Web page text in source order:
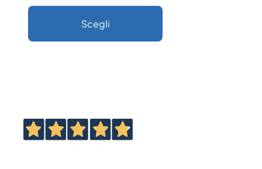
€ 593,37
Scegli
Le
opzioni